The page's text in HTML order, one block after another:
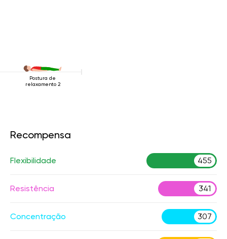
Postura de
relaxamento 2
Recompensa
Flexibilidade 455
Resistência 341
Concentração 307